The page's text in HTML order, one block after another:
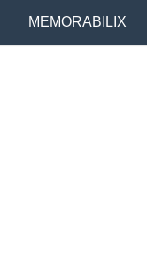
MEMORABILIX